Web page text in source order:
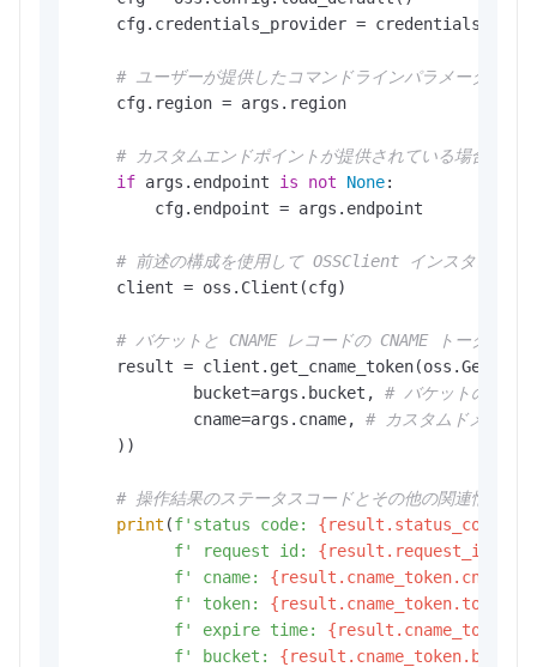
cfg.credentials_provider =
# ユーザーが提供したコマンドラインパラメータに基
    cfg.region = args.region
# カスタムエンドポイントが提供されている場合は
if args.endpoint is not None:
        cfg.endpoint = args.endpoint
# 前述の構成を使用して OSSClient インスタンスを
    client = oss.Client(cfg)
# バケットと CNAME レコードの CNAME トークンを
result =
            bucket=args.bucket,
# バケットの名前。
            cname=args.cname,
# カスタムドメイン
    ))
# 操作結果のステータスコードとその他の関連情報を
print (f'status code: {result.status_code}
f' request id: {result.request_id}
f' cname: {result.cname_token.cname
f' token: {result.cname_token.token
f' expire time:
f' bucket: {result.cname_token.bucket